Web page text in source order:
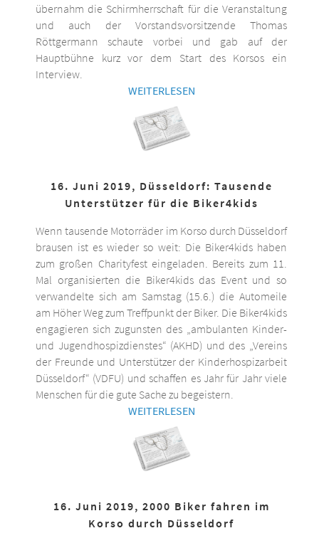
übernahm die Schirmherrschaft für die Veranstaltung
und auch der Vorstandsvorsitzende Thomas
Röttgermann schaute vorbei und gab auf der
Hauptbühne kurz vor dem Start des Korsos ein
Interview.
WEITERLESEN
16. Juni 2019, Düsseldorf: Tausende
Unterstützer für die Biker4kids
Wenn tausende Motorräder im Korso durch Düsseldorf
brausen ist es wieder so weit: Die Biker4kids haben
zum großen Charityfest eingeladen. Bereits zum 11.
Mal organisierten die Biker4kids das Event und so
verwandelte sich am Samstag (15.6.) die Automeile
am Höher Weg zum Treffpunkt der Biker. Die Biker4kids
engagieren sich zugunsten des „ambulanten Kinder-
und Jugendhospizdienstes“ (AKHD) und des „Vereins
der Freunde und Unterstützer der Kinderhospizarbeit
Düsseldorf“ (VDFU) und schaffen es Jahr für Jahr viele
Menschen für die gute Sache zu begeistern.
WEITERLESEN
16. Juni 2019, 2000 Biker fahren im
Korso durch Düsseldorf